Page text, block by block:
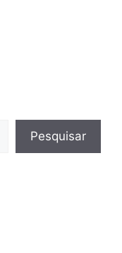
Pesquisar